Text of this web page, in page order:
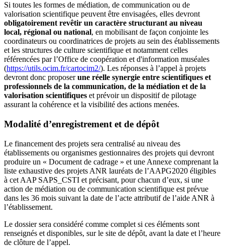
Si toutes les formes de médiation, de communication ou de
valorisation scientifique peuvent être envisagées, elles devront
obligatoirement revêtir un caractère structurant au niveau
local, régional ou national, en mobilisant de façon conjointe les
coordinateurs ou coordinatrices de projets au sein des établissements
et les structures de culture scientifique et notamment celles
référencées par l’Office de coopération et d'information muséales
(https://utils.ocim.fr/cartocim2/). Les réponses à l’appel à projets
devront donc proposerune réelle synergie entre scientifiques et
professionnels de la communication, de la médiation et de la
valorisation scientifiques et prévoir un dispositif de pilotage
assurant la cohérence et la visibilité des actions menées.
Modalité d’enregistrement et de dépôt
Le financement des projets sera centralisé au niveau des
établissements ou organismes gestionnaires des projets qui devront
produire un « Document de cadrage » et une Annexe comprenant la
liste exhaustive des projets ANR lauréats de l’AAPG2020 éligibles
à cet AAP SAPS_CSTI et précisant, pour chacun d’eux, si une
action de médiation ou de communication scientifique est prévue
dans les 36 mois suivant la date de l’acte attributif de l’aide ANR à
l’établissement.
Le dossier sera considéré comme complet si ces éléments sont
renseignés et disponibles, sur le site de dépôt, avant la date et l’heure
de clôture de l’appel.